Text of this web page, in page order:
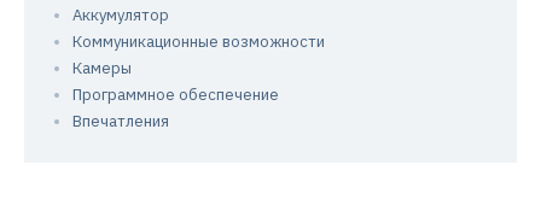
Аккумулятор
Коммуникационные возможности
Камеры
Программное обеспечение
Впечатления